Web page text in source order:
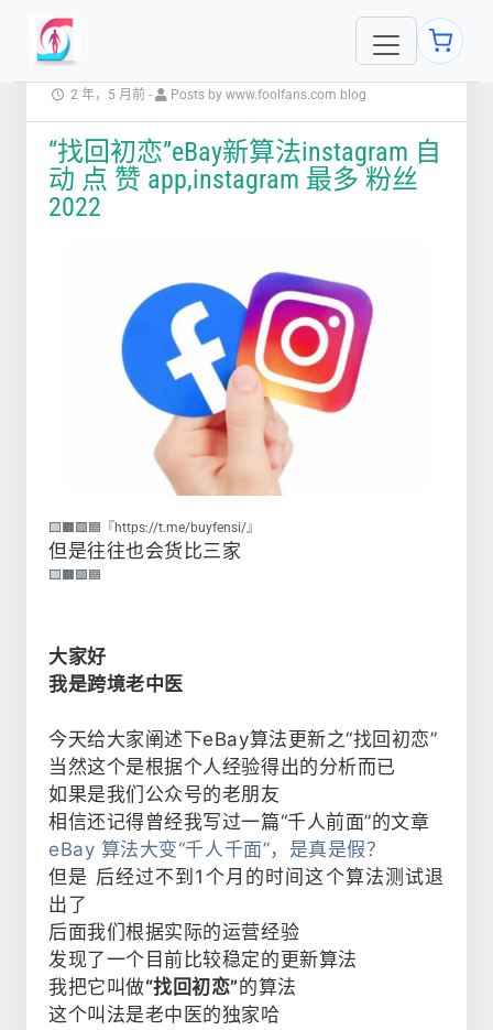
2 年，5 月前 - Posts by www.foolfans.com blog
“找回初恋”eBay新算法instagram 自
动 点 赞 app,instagram 最多 粉丝
2022
🟨🟧🟩🟦『https://t.me/buyfensi/』
但是往往也会货比三家
🟨🟧🟩🟦
大家好
我是跨境老中医
今天给大家阐述下eBay算法更新之“找回初恋”
当然这个是根据个人经验得出的分析而已
如果是我们公众号的老朋友
相信还记得曾经我写过一篇“千人前面”的文章
eBay 算法大变“千人千面”，是真是假？
但是 后经过不到1个月的时间这个算法测试退
出了
后面我们根据实际的运营经验
发现了一个目前比较稳定的更新算法
我把它叫做“找回初恋”的算法
这个叫法是老中医的独家哈